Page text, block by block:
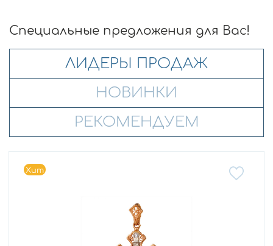
Специальные предложения для Вас!
ЛИДЕРЫ ПРОДАЖ
НОВИНКИ
РЕКОМЕНДУЕМ
Хит